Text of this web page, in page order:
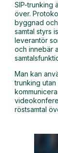
SIP-trunking
över.
byggnad
samtal styrs
leverantör
och innebär
Man kan
trunking utan
röstsamtal